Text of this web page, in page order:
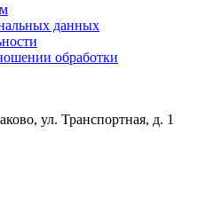
данных
обработки
ул. Транспортная, д. 1